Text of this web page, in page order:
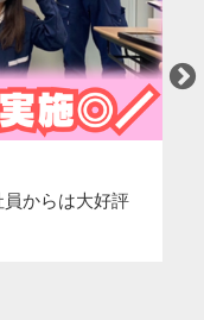
からは大好評